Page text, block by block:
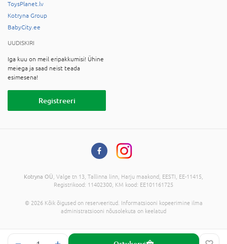
ToysPlanet.lv
Kotryna Group
BabyCity.ee
UUDISKIRI
Iga kuu on meil eripakkumisi! Ühine
meiega ja saad neist teada
esimesena!
Registreeri
Kotryna OÜ , Valge tn 13, Tallinna linn, Harju maakond, EESTI, EE-11415,
Registrikood: 11402300, KM kood: EE101161725
© 2026 Kõik õigused on reserveeritud. Informatsiooni kopeerimine ilma
administratsiooni nõusolekuta on keelatud